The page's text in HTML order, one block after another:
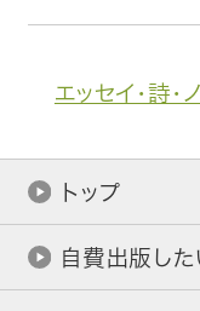
購入方法
お問い合わせ
エッセイ・詩・
トップ
自費出版した